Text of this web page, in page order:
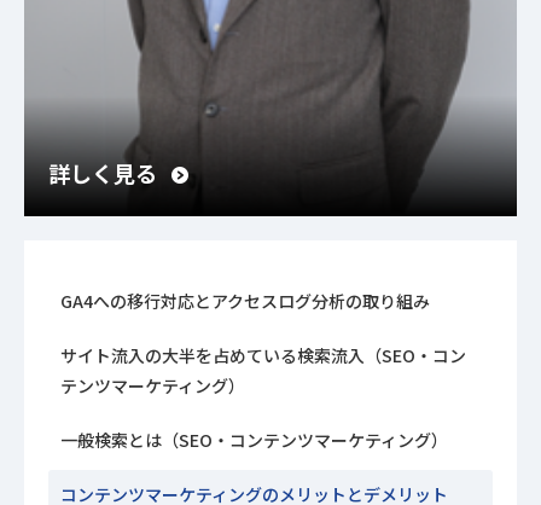
詳しく見る
GA4への移行対応とアクセスログ分析の取り組み
サイト流入の大半を占めている検索流入（SEO・コン
テンツマーケティング）
一般検索とは（SEO・コンテンツマーケティング）
コンテンツマーケティングのメリットとデメリット